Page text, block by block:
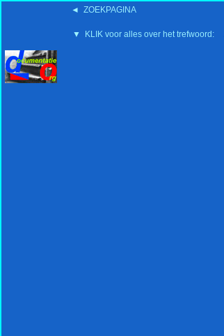
◄ ZOEKPAGINA
▼ KLIK voor alles over het trefwoord:
'15:19 19-2-2008